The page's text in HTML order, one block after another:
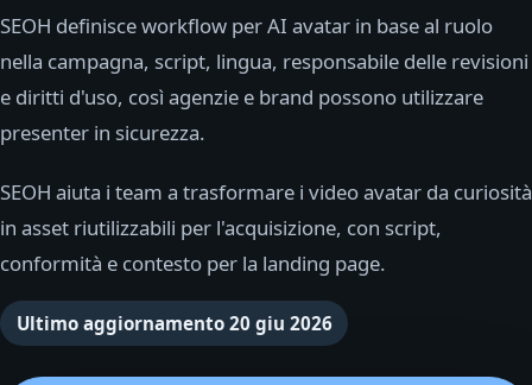
SEOH definisce workflow per AI avatar in base al ruolo
nella campagna, script, lingua, responsabile delle revisioni
e diritti d'uso, così agenzie e brand possono utilizzare
presenter in sicurezza.
SEOH aiuta i team a trasformare i video avatar da curiosità
in asset riutilizzabili per l'acquisizione, con script,
conformità e contesto per la landing page.
Ultimo aggiornamento 20 giu 2026